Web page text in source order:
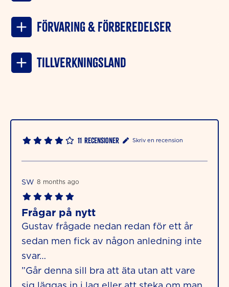
Förvaring & förberedelser
Tillverkningsland
11 Recensioner Skriv en recension
SW 8 months ago
Frågar på nytt
Gustav frågade nedan redan för ett år
sedan men fick av någon anledning inte
svar…
”Går denna sill bra att äta utan att vare